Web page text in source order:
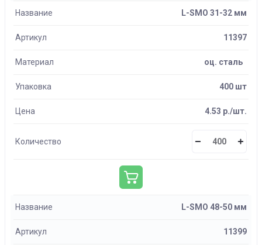
Название L-SMO 31-32 мм
Артикул 11397
Материал оц. сталь
Упаковка 400 шт
Цена 4.53 р./шт.
Количество
Название L-SMO 48-50 мм
Артикул 11399